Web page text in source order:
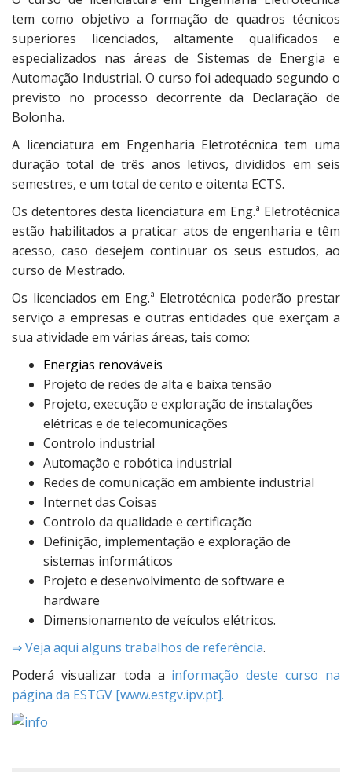
tem como objetivo a formação de quadros técnicos
superiores licenciados, altamente qualificados e
especializados nas áreas de Sistemas de Energia e
Automação Industrial. O curso foi adequado segundo o
previsto no processo decorrente da Declaração de
Bolonha.
A licenciatura em Engenharia Eletrotécnica tem uma
duração total de três anos letivos, divididos em seis
semestres, e um total de cento e oitenta ECTS.
Os detentores desta licenciatura em Eng.ª Eletrotécnica
estão habilitados a praticar atos de engenharia e têm
acesso, caso desejem continuar os seus estudos, ao
curso de Mestrado.
Os licenciados em Eng.ª Eletrotécnica poderão prestar
serviço a empresas e outras entidades que exerçam a
sua atividade em várias áreas, tais como:
Energias renováveis
Projeto de redes de alta e baixa tensão
Projeto, execução e exploração de instalações
elétricas e de telecomunicações
Controlo industrial
Automação e robótica industrial
Redes de comunicação em ambiente industrial
Internet das Coisas
Controlo da qualidade e certificação
Definição, implementação e exploração de
sistemas informáticos
Projeto e desenvolvimento de software e
hardware
Dimensionamento de veículos elétricos.
⇒ Veja aqui alguns trabalhos de referência.
Poderá visualizar toda a informação deste curso na
página da ESTGV [www.estgv.ipv.pt].